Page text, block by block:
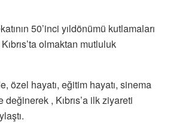
50’inci yıldönümü kutlamaları
olmaktan mutluluk
özel hayatı, eğitim hayatı, sinema
, Kıbrıs’a ilk ziyareti